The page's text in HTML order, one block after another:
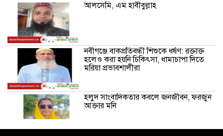
আলসেমি, এম হাবীবুল্লাহ
নবীগঞ্জে বাকপ্রতিবন্ধী শিশুকে ধর্ষণ: রক্তাক্ত
হলেও করা হয়নি চিকিৎসা, ধামাচাপা দিতে
মরিয়া প্রভাবশালীরা
হলুদ সাংবাদিকতার কবলে জনজীবন, ফরজুন
আক্তার মনি